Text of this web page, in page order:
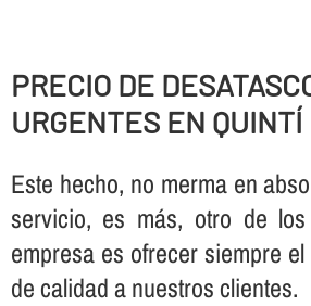
PRECIO DE
URGENTES EN
Este hecho, no merma en
servicio, es más, otro de
empresa es ofrecer siempre
de calidad a nuestros clientes.